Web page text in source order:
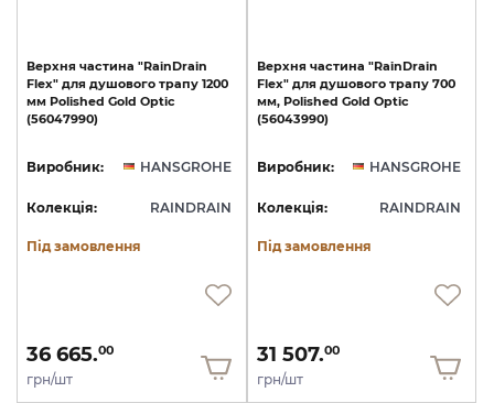
Верхня частина "RainDrain
Flex" для душового трапу 1200
мм Polished Gold Optic
(56047990)
Виробник: HANSGROHE
Колекція: RAINDRAIN
Під замовлення
36 665.00
грн/шт
Верхня частина "RainDrain
Flex" для душового трапу 700
мм, Polished Gold Optic
(56043990)
Виробник: HANSGROHE
Колекція: RAINDRAIN
Під замовлення
31 507.00
грн/шт